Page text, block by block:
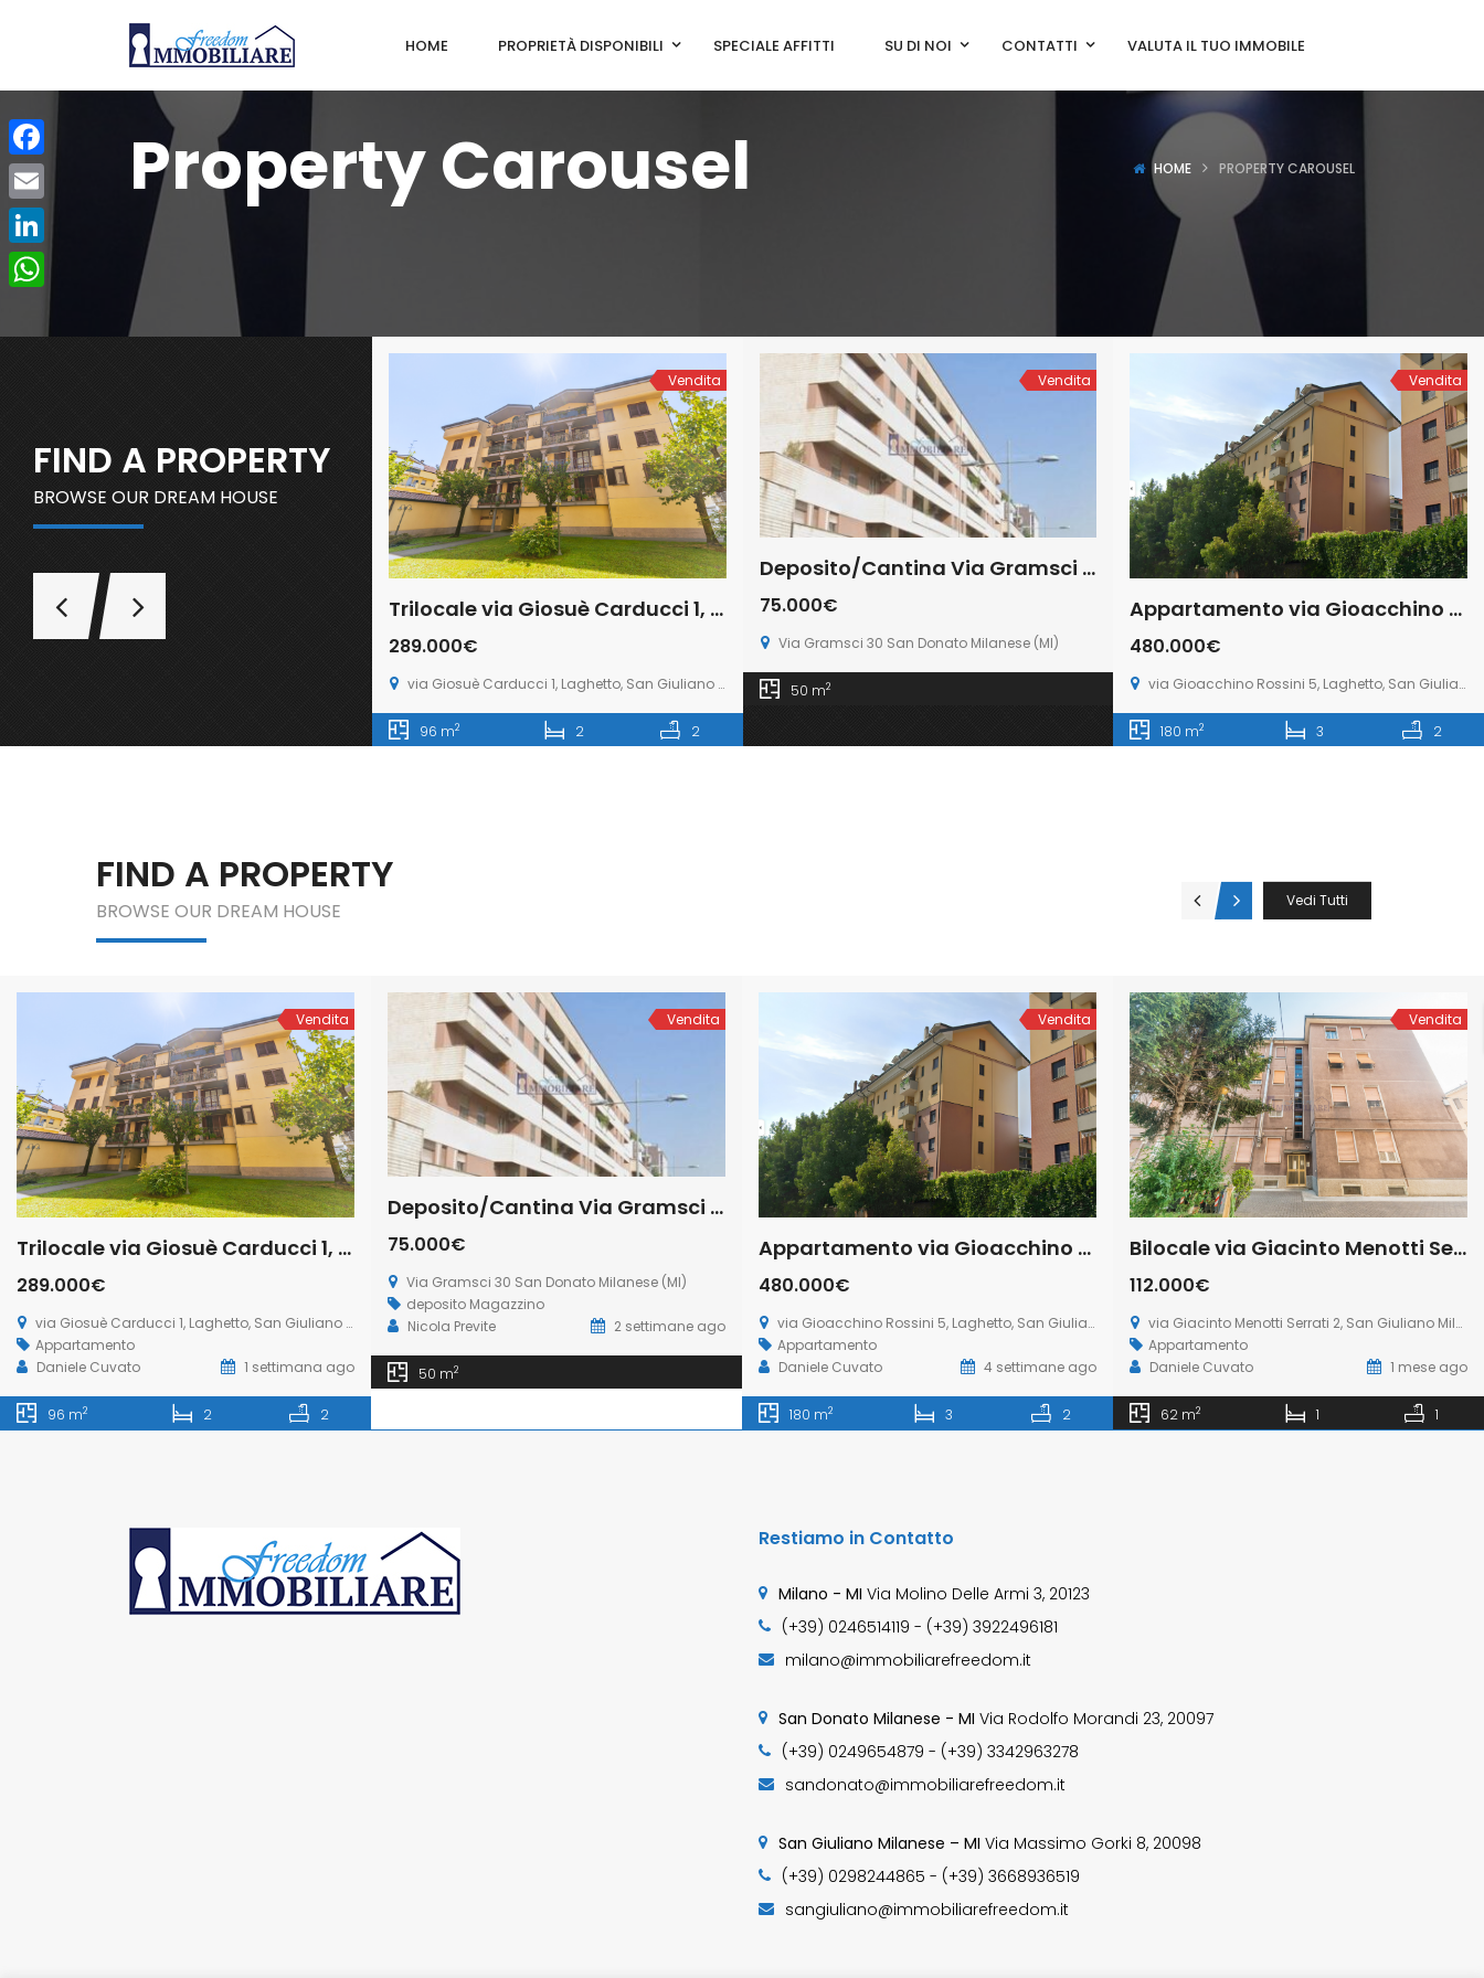
HOME PROPRIETÀ DISPONIBILI SPECIALE AFFITTI SU DI NOI CONTATTI VALUTA IL TUO IMMOBILE
Property Carousel HOME PROPERTY CAROUSEL
FIND A PROPERTY
BROWSE OUR DREAM HOUSE
Vendita
Trilocale via Giosuè Carducci 1, Laghetto, San Giuliano Milanese (Rif. SGM94)
289.000€
via Giosuè Carducci 1, Laghetto, San Giuliano Milanese
96 m2 2 2
Vendita
Deposito/Cantina Via Gramsci n.30 San Donato Milanese (Rif. SDIFN111 bis)
75.000€
Via Gramsci 30 San Donato Milanese (MI)
50 m2
Vendita
Appartamento via Gioacchino Rossini 5, Laghetto, San Giuliano Milanese (Rif. SGM92)
480.000€
via Gioacchino Rossini 5, Laghetto, San Giuliano Milanese
180 m2 3 2
FIND A PROPERTY
Vedi Tutti
BROWSE OUR DREAM HOUSE
Vendita
Trilocale via Giosuè Carducci 1, Laghetto, San Giuliano Milanese (Rif. SGM94)
289.000€
via Giosuè Carducci 1, Laghetto, San Giuliano Milanese
Appartamento
Daniele Cuvato
1 settimana ago
96 m2 2 2
Vendita
Deposito/Cantina Via Gramsci n.30 San Donato Milanese (Rif. SDIFN111 bis)
75.000€
Via Gramsci 30 San Donato Milanese (MI)
deposito Magazzino
Nicola Previte
2 settimane ago
50 m2
Vendita
Appartamento via Gioacchino Rossini 5, Laghetto, San Giuliano Milanese (Rif. SGM92)
480.000€
via Gioacchino Rossini 5, Laghetto, San Giuliano Milanese
Appartamento
Daniele Cuvato
4 settimane ago
180 m2 3 2
Vendita
Bilocale via Giacinto Menotti Serrati 2, San Giuliano Milanese (Rif. SGM91)
112.000€
via Giacinto Menotti Serrati 2, San Giuliano Milanese
Appartamento
Daniele Cuvato
1 mese ago
62 m2 1 1
Restiamo in Contatto
Milano - MI Via Molino Delle Armi 3, 20123
(+39) 0246514119 - (+39) 3922496181
milano@immobiliarefreedom.it
San Donato Milanese - MI Via Rodolfo Morandi 23, 20097
(+39) 0249654879 - (+39) 3342963278
sandonato@immobiliarefreedom.it
San Giuliano Milanese – MI Via Massimo Gorki 8, 20098
(+39) 0298244865 - (+39) 3668936519
sangiuliano@immobiliarefreedom.it
Facebook
Email
LinkedIn